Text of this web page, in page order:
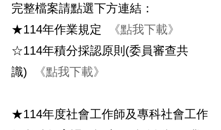
完整檔案請點選下方連結：
★114年作業規定
《點我下載》
☆114年積分採認原則(委員審查共
識)
《點我下載》
★114年度社會工作師及專科社會工作